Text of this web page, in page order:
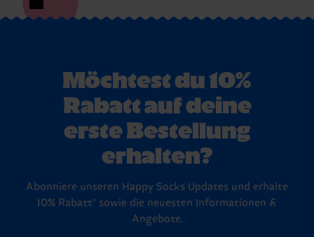
Möchtest du 10%
Rabatt auf deine
erste Bestellung
erhalten?
Abonniere unseren Happy Socks Updates und erhalte
10% Rabatt* sowie die neuesten Informationen &
Angebote.